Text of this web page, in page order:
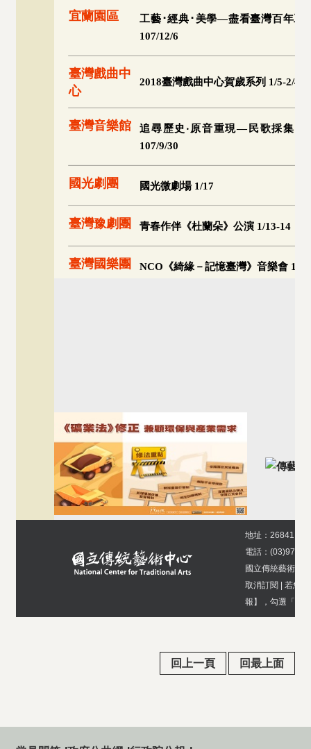
宜蘭園區
工藝･經典･美學―盡看臺灣百年工
107/12/6
臺灣戲曲中
心
2018臺灣戲曲中心賀歲系列 1/5-2/4
臺灣音樂館
追尋歷史‧原音重現—民歌採集50
107/9/30
國光劇團 國光微劇場 1/17
臺灣豫劇團 青春作伴《杜蘭朵》公演 1/13-14
臺灣國樂團 NCO《綺緣－記憶臺灣》音樂會 1/20
地址：26841 宜
電話：(03)970-
國立傳統藝術中
取消訂閱
若您
報】，勾選「單
回上一頁 回最上面